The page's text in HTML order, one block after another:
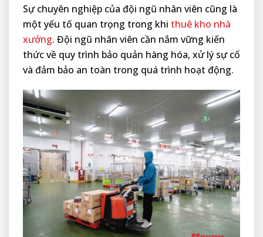
Sự chuyên nghiệp của đội ngũ nhân viên cũng là
một yếu tố quan trọng trong khi thuê kho nhà
xưởng. Đội ngũ nhân viên cần nắm vững kiến
thức về quy trình bảo quản hàng hóa, xử lý sự cố
và đảm bảo an toàn trong quá trình hoạt động.